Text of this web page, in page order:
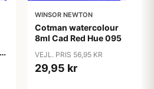
WINSOR NEWTON
Cotman watercolour
8ml Cad Red Hue 095
VEJL. PRIS 56,95 KR
29,95 kr